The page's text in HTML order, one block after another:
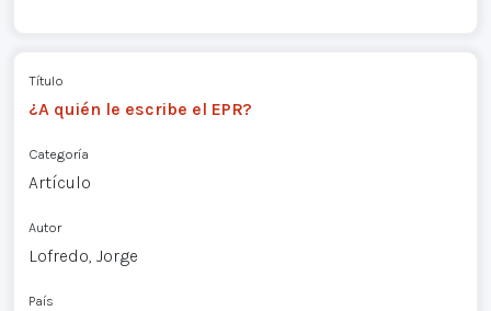
Título
¿A quién le escribe el EPR?
Categoría
Artículo
Autor
Lofredo, Jorge
País